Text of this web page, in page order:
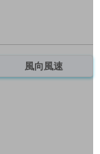
風向風速